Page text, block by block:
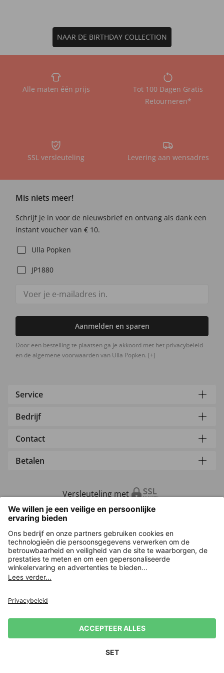
NAAR DE BIRTHDAY COLLECTION
Alle maten één prijs
Tot 100 Dagen Gratis
Retourneren*
SSL versleuteling Levering aan wensadres
Mis niets meer!
Schrijf je in voor de nieuwsbrief en ontvang als dank een
instant voucher van € 10.
Ulla Popken
JP1880
Aanmelden en sparen
Door een bestelling te plaatsen ga je akkoord met het privacybeleid
en de algemene voorwaarden van Ulla Popken. [+]
Service
Bedrijf
Contact
Betalen
Versleuteling met
Overige webwinkels
Nederland
Verkoopvoorwaarden
Herroeping indienen
Impressum
Cookie-instellingen